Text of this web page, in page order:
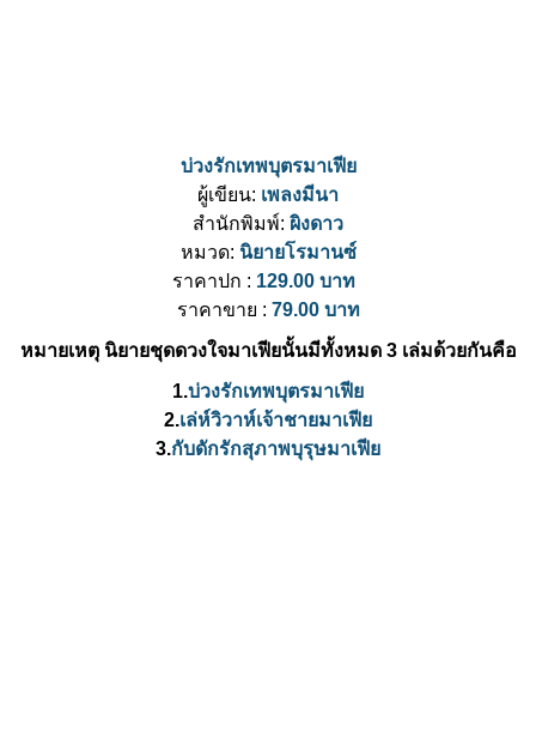
บ่วงรักเทพบุตรมาเฟีย
ผู้เขียน: เพลงมีนา
สำนักพิมพ์: ผิงดาว
หมวด: นิยายโรมานซ์
ราคาปก : 129.00 บาท
ราคาขาย : 79.00 บาท
หมายเหตุ นิยายชุดดวงใจมาเฟียนั้นมีทั้งหมด 3 เล่มด้วยกันคือ
1.บ่วงรักเทพบุตรมาเฟีย
2.เล่ห์วิวาห์เจ้าชายมาเฟีย
3.กับดักรักสุภาพบุรุษมาเฟีย